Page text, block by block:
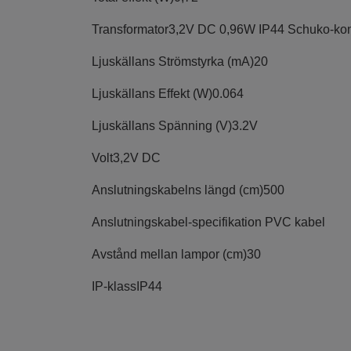
Transformator3,2V DC 0,96W IP44 Schuko-
Ljuskällans Strömstyrka (mA)20
Ljuskällans Effekt (W)0.064
Ljuskällans Spänning (V)3.2V
Volt3,2V DC
Anslutningskabelns längd (cm)500
Anslutningskabel-specifikation PVC kabel
Avstånd mellan lampor (cm)30
IP-klass IP44